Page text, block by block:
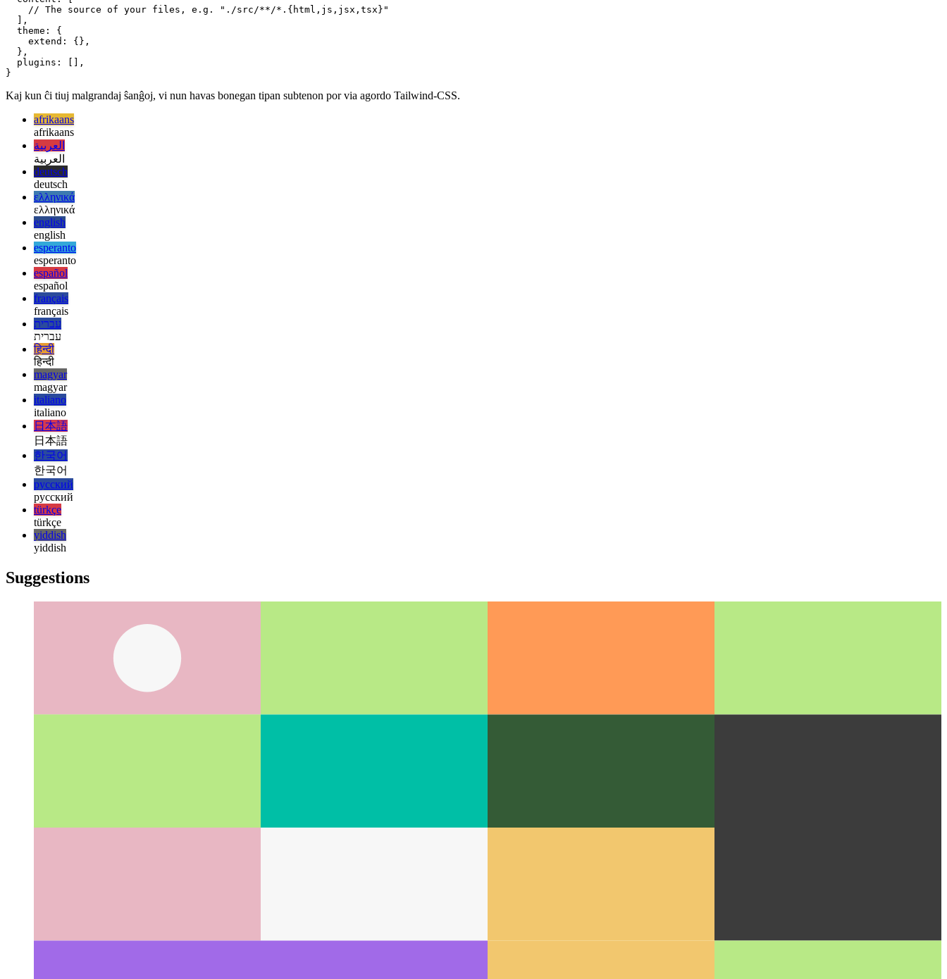
/** @type {import('tailwindcss').Config} */
module.exports = {
  content: [
    // The source of your files, e.g. "./src/**/*.{html,js,jsx,tsx}"
  ],
  theme: {
    extend: {},
  },
  plugins: [],
Kaj kun ĉi tiuj malgrandaj ŝanĝoj, vi nun havas bonegan tipan subtenon por via agordo Tailwind-CSS.
afrikaans
afrikaans
العربية
العربية
deutsch
deutsch
ελληνικά
ελληνικά
english
english
esperanto
esperanto
español
español
français
français
עברית
עברית
हिन्दी
हिन्दी
magyar
magyar
italiano
italiano
日本語
日本語
한국어
한국어
русский
русский
türkçe
türkçe
yiddish
Suggestions